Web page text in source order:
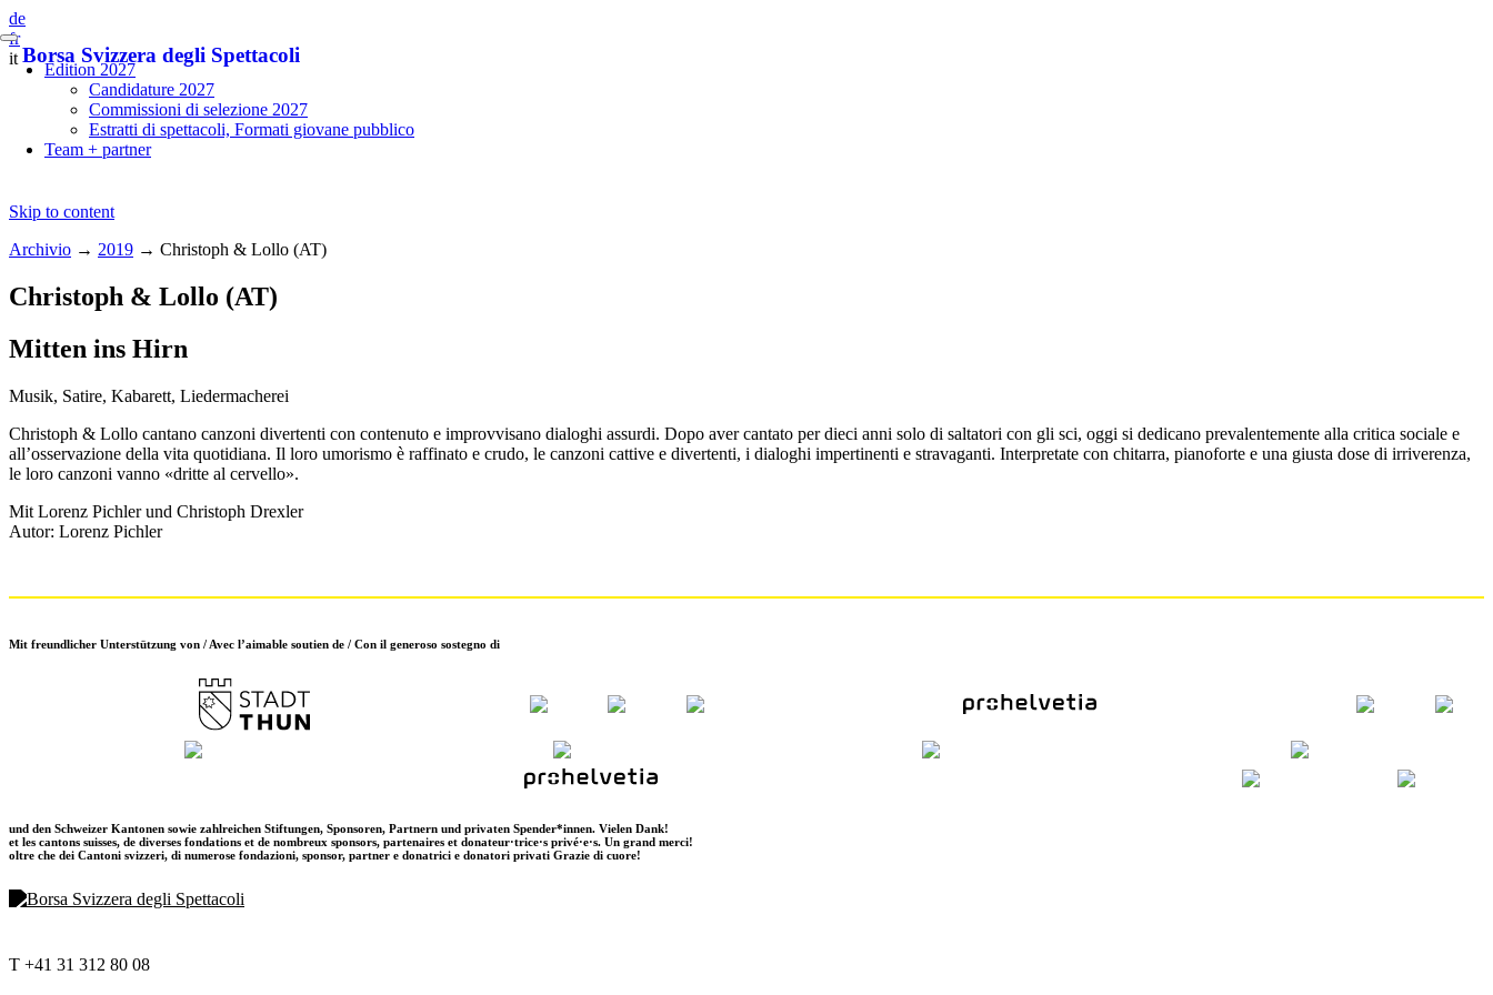
de
fr
it Borsa Svizzera degli Spettacoli
Skip to content
Edition 2027
Candidature 2027
Commissioni di selezione 2027
Estratti di spettacoli, Formati giovane pubblico
Team + partner
Archivio → 2019 → Christoph & Lollo (AT)
Christoph & Lollo (AT)
Mitten ins Hirn
Musik, Satire, Kabarett, Liedermacherei
Christoph & Lollo cantano canzoni divertenti con contenuto e improvvisano dialoghi assurdi. Dopo aver cantato per dieci anni solo di saltatori con gli sci, oggi si dedicano prevalentemente alla critica sociale e
all’osservazione della vita quotidiana. Il loro umorismo è raffinato e crudo, le canzoni cattive e divertenti, i dialoghi impertinenti e stravaganti. Interpretate con chitarra, pianoforte e una giusta dose di irriverenza,
le loro canzoni vanno «dritte al cervello».
Mit Lorenz Pichler und Christoph Drexler
Autor: Lorenz Pichler
Mit freundlicher Unterstützung von / Avec l’aimable soutien de / Con il generoso sostegno di
und den Schweizer Kantonen sowie zahlreichen Stiftungen, Sponsoren, Partnern und privaten Spender*innen. Vielen Dank!
et les cantons suisses, de diverses fondations et de nombreux sponsors, partenaires et donateur·trice·s privé·e·s. Un grand merci!
oltre che dei Cantoni svizzeri, di numerose fondazioni, sponsor, partner e donatrici e donatori privati Grazie di cuore!
T +41 31 312 80 08